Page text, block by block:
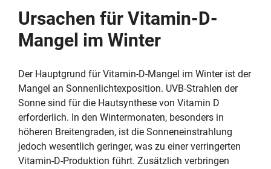
Ursachen für Vitamin-D-
Mangel im Winter
Der Hauptgrund für Vitamin-D-Mangel im Winter ist der
Mangel an Sonnenlichtexposition. UVB-Strahlen der
Sonne sind für die Hautsynthese von Vitamin D
erforderlich. In den Wintermonaten, besonders in
höheren Breitengraden, ist die Sonneneinstrahlung
jedoch wesentlich geringer, was zu einer verringerten
Vitamin-D-Produktion führt. Zusätzlich verbringen